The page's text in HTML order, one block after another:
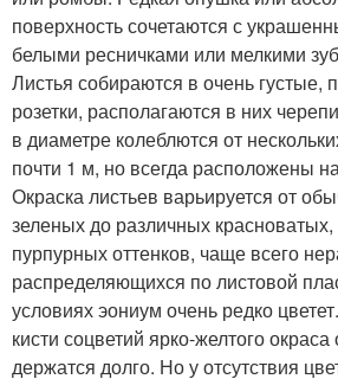
поверхность сочетаются с
белыми ресничками или мелкими
Листья собираются в очень густые,
розетки, располагаются в них
в диаметре колеблются от
почти 1 м, но всегда расположены
Окраска листьев варьируется от
зеленых до различных
пурпурных оттенков, чаще всего
распределяющихся по листовой
условиях эониум очень редко
кисти соцветий ярко-желтого
держатся долго. Но у отсутствия